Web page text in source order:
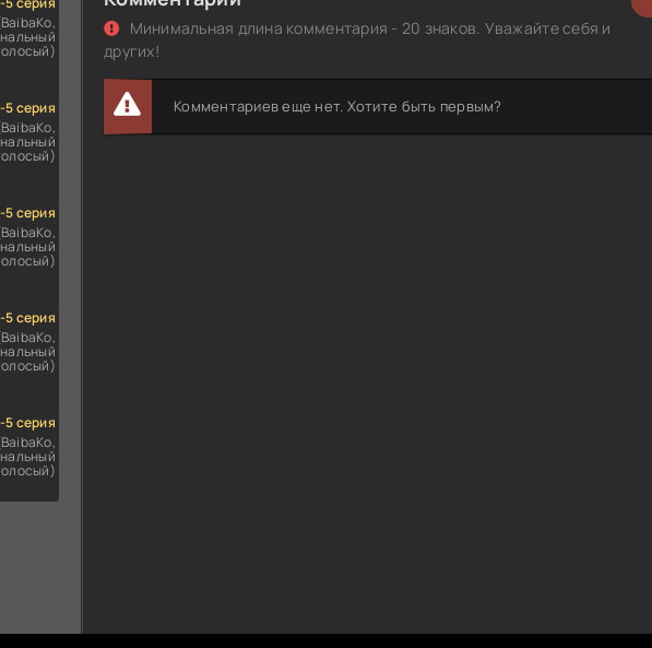
5 серия
5 серия
5 серия
5 серия
Минимальная длина комментария - 20 знаков. Уважайте себя и
других!
Комментариев еще нет. Хотите быть первым?